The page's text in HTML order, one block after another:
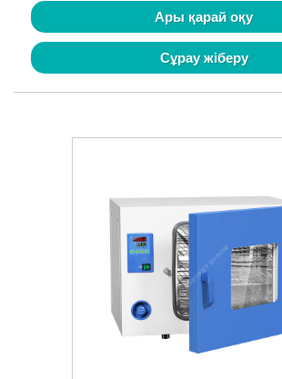
Ары қарай оқу
Сұрау жіберу